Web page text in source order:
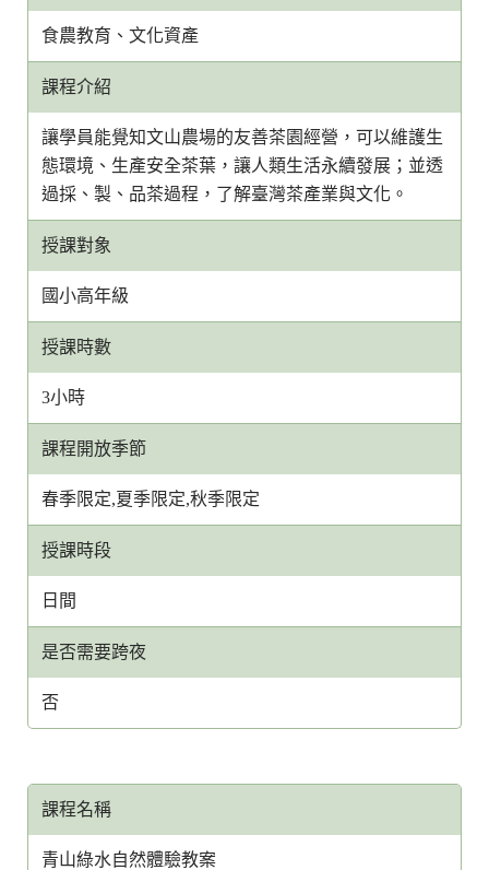
食農教育、文化資產
課程介紹
讓學員能覺知文山農場的友善茶園經營，可以維護生
態環境、生產安全茶葉，讓人類生活永續發展；並透
過採、製、品茶過程，了解臺灣茶產業與文化。
授課對象
國小高年級
授課時數
3小時
課程開放季節
春季限定,夏季限定,秋季限定
授課時段
日間
是否需要跨夜
否
課程名稱
青山綠水自然體驗教案